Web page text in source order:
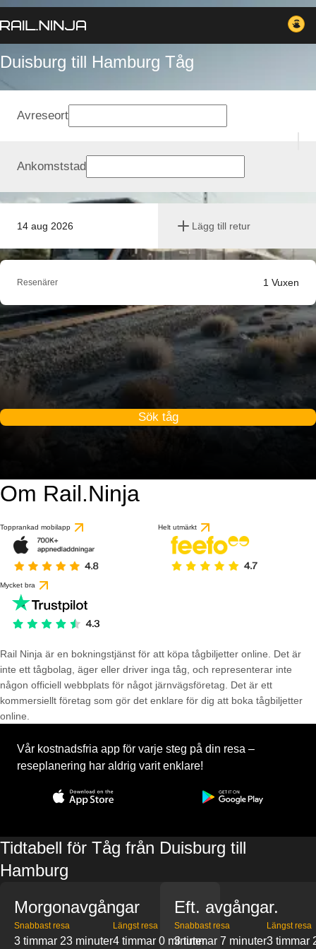
Duisburg till Hamburg Tåg
14 aug 2026 Lägg till retur
Avreseort
Ankomststad
Resenärer 1 Vuxen
Sök tåg
Om Rail.Ninja
Topprankad mobilapp Helt utmärkt
Mycket bra
Rail Ninja är en bokningstjänst för att köpa tågbiljetter online. Det är
inte ett tågbolag, äger eller driver inga tåg, och representerar inte
någon officiell webbplats för något järnvägsföretag. Det är ett
kommersiellt företag som gör det enklare för dig att boka tågbiljetter
online.
Vår kostnadsfria app för varje steg på din resa –
reseplanering har aldrig varit enklare!
Tidtabell för Tåg från Duisburg till
Hamburg
Morgonavgångar
Snabbast resa
3 timmar 23 minuter
Längst resa
4 timmar 0 minuter
Eft. avgångar.
Snabbast resa
3 timmar 7 minuter
Längst resa
3 timmar
baserat på 1